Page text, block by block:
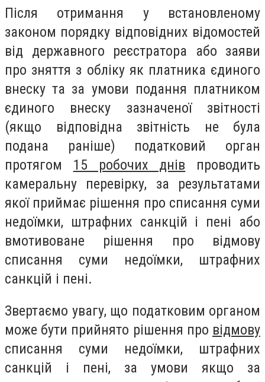
Після отримання у встановленому
законом порядку відповідних відомостей
від державного реєстратора або заяви
про зняття з обліку як платника єдиного
внеску та за умови подання платником
єдиного внеску зазначеної звітності
(якщо відповідна звітність не була
подана раніше) податковий орган
протягом 15 робочих днів проводить
камеральну перевірку, за результатами
якої приймає рішення про списання суми
недоїмки, штрафних санкцій і пені або
вмотивоване рішення про відмову
списання суми недоїмки, штрафних
санкцій і пені.
Звертаємо увагу, що податковим органом
може бути прийнято рішення про відмову
списання суми недоїмки, штрафних
санкцій і пені, за умови якщо за